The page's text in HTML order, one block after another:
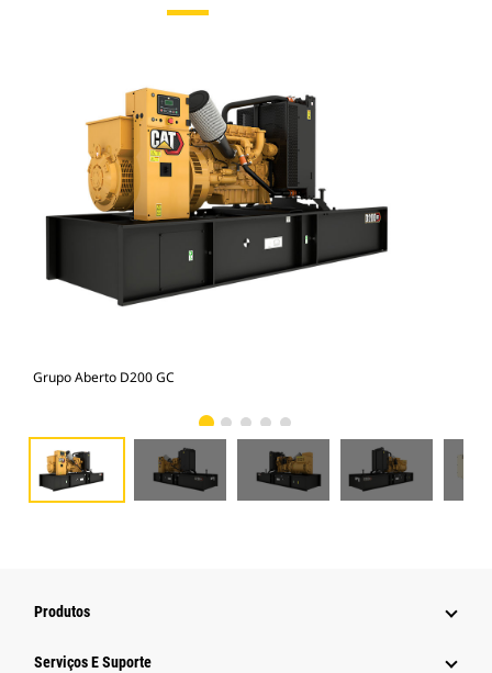
Grupo Aberto D200 GC
Produtos
Serviços E Suporte